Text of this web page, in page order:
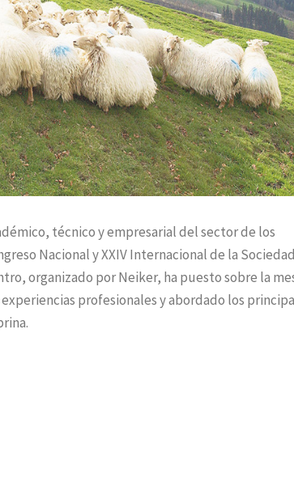
técnico y empresarial del sector de los
Nacional y XXIV Internacional de la Sociedad
organizado por Neiker, ha puesto sobre la
profesionales y abordado los